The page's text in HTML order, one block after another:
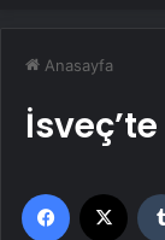
Anasayfa
İsveç’te
Facebook